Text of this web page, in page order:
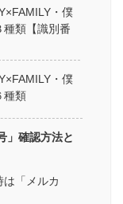
・僕
種類【識別番
・僕
種類
」確認方法と
は「メルカ